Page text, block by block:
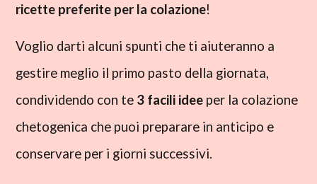
ricette preferite per la colazione!
Voglio darti alcuni spunti che ti aiuteranno a
gestire meglio il primo pasto della giornata,
condividendo con te 3 facili idee per la colazione
chetogenica che puoi preparare in anticipo e
conservare per i giorni successivi.